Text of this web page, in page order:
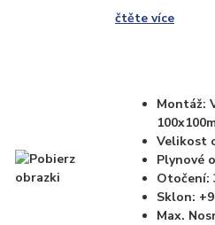
čtěte více
Montáž:
Velikost
Plynové
Otočení:
Sklon:
Max.